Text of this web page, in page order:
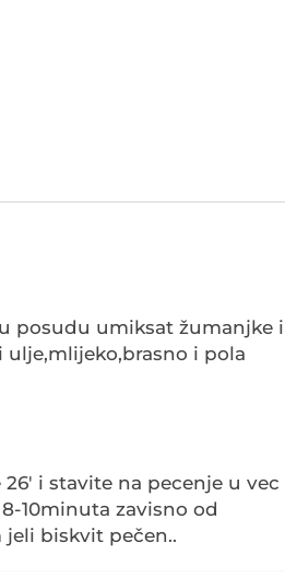
posudu umiksat žumanjke i
i pola
i stavite na pecenje u vec
10minuta zavisno od
biskvit pečen..